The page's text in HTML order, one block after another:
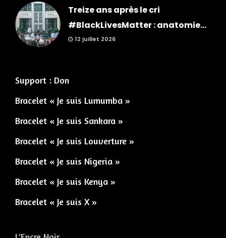
Treize ans après le cri
#BlackLivesMatter : anatomie...
12 juillet 2026
Support : Don
Bracelet « Je suis Lumumba »
Bracelet « Je suis Sankara »
Bracelet « Je suis Louverture »
Bracelet « Je suis Nigeria »
Bracelet « Je suis Kenya »
Bracelet « Je suis X »